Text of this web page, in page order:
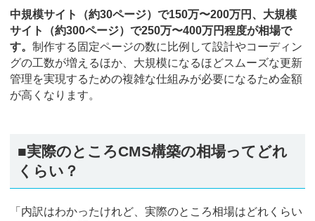
中規模サイト（約30ページ）で150万〜200万円、大規模
サイト（約300ページ）で250万〜400万円程度が相場で
す。 制作する固定ページの数に比例して設計やコーディン
グの工数が増えるほか、大規模になるほどスムーズな更新
管理を実現するための複雑な仕組みが必要になるため金額
が高くなります。
■実際のところCMS構築の相場ってどれ
くらい？
「内訳はわかったけれど、実際のところ相場はどれくらい